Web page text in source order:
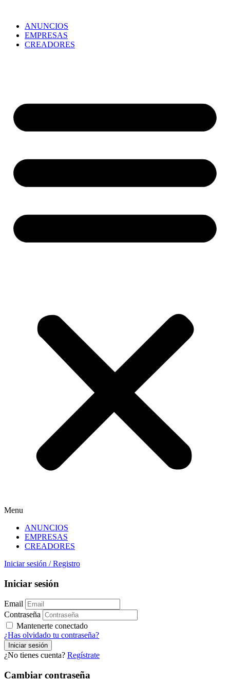
ANUNCIOS
EMPRESAS
CREADORES
Menu
ANUNCIOS
EMPRESAS
CREADORES
Iniciar sesión / Registro
Iniciar sesión
Email
Contraseña
Mantenerte conectado
¿Has olvidado tu contraseña?
¿No tienes cuenta? Regístrate
Cambiar contraseña